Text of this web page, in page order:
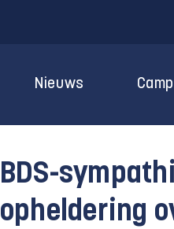
Nieuws
BDS-
opheldering